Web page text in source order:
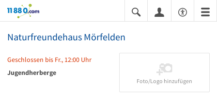
11880.com
Naturfreundehaus Mörfelden
Geschlossen bis Fr., 12:00 Uhr
Jugendherberge
Foto/Logo hinzufügen